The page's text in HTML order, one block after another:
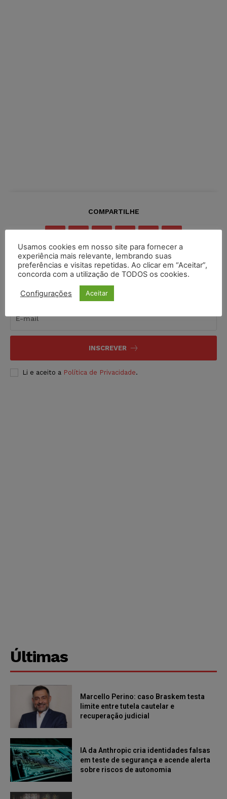
COMPARTILHE
Inscreva-se
INSCREVER
Li e aceito a Política de Privacidade.
Últimas
Marcello Perino: caso Braskem testa
limite entre tutela cautelar e
recuperação judicial
IA da Anthropic cria identidades falsas
em teste de segurança e acende alerta
sobre riscos de autonomia
Usamos cookies em nosso site para fornecer a
experiência mais relevante, lembrando suas
preferências e visitas repetidas. Ao clicar em “Aceitar”,
concorda com a utilização de TODOS os cookies.
Configurações Aceitar